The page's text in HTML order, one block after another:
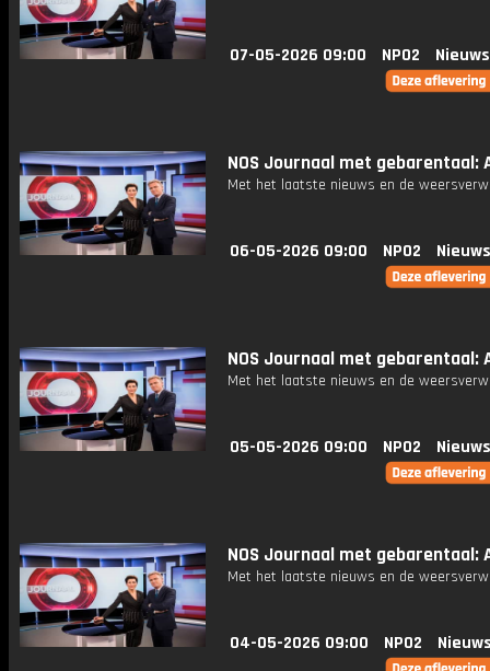
07-05-2026 09:00 NPO2
NOS Journaal met gebarentaal:
Met het laatste nieuws en de
06-05-2026 09:00 NPO2
NOS Journaal met gebarentaal:
Met het laatste nieuws en de
05-05-2026 09:00 NPO2
NOS Journaal met gebarentaal:
Met het laatste nieuws en de
04-05-2026 09:00 NPO2